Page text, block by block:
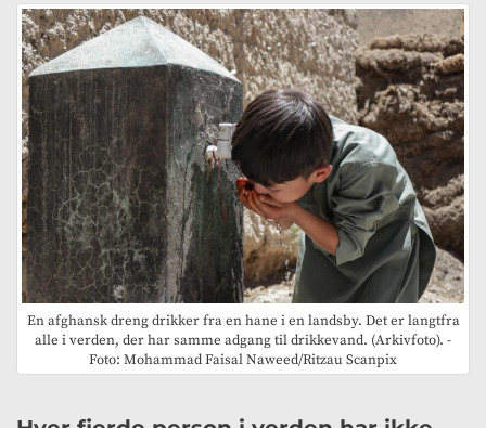
En afghansk dreng drikker fra en hane i en landsby. Det er langtfra
alle i verden, der har samme adgang til drikkevand. (Arkivfoto). -
Foto: Mohammad Faisal Naweed/Ritzau Scanpix